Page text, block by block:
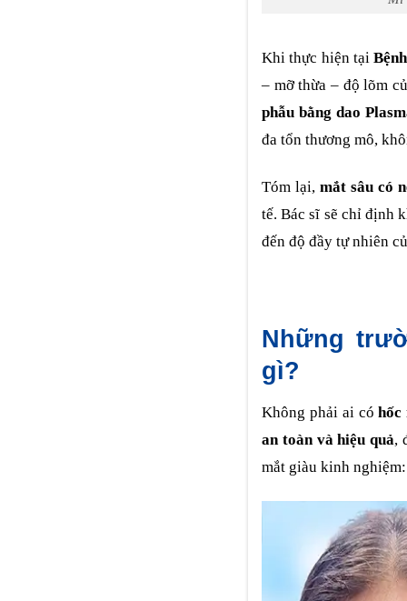
Khi thực hiện tại
– mỡ thừa – độ lõm
phẫu bằng dao
đa tổn thương mô,
Tóm lại,mắt sâu có
tế. Bác sĩ sẽ chỉ định
đến độ đầy tự nhiên
Những
gì?
Không phải ai cóhốc
an toàn và hiệu quả,
mắt giàu kinh nghiệm: